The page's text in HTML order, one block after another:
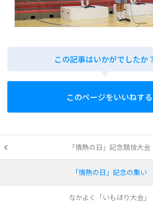
この記事はいかがでしたか
このページをいいねする
「情熱の日」記念競技大会
「情熱の日」記念の集い
なかよく「いもほり大会」